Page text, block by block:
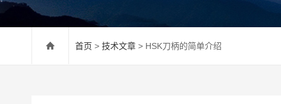
首页 > 技术文章 > HSK刀柄的简单介绍